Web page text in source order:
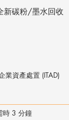
新碳粉/墨水回收
業資產處置 (ITAD)
時 3 分鐘